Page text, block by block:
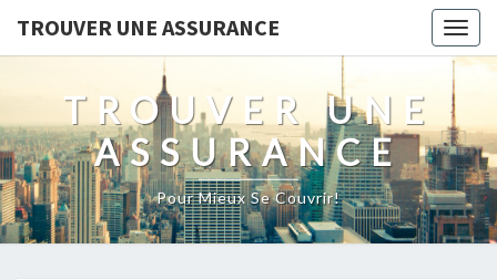
TROUVER UNE ASSURANCE
TROUVER UNE
ASSURANCE
Pour Mieux Se Couvrir!